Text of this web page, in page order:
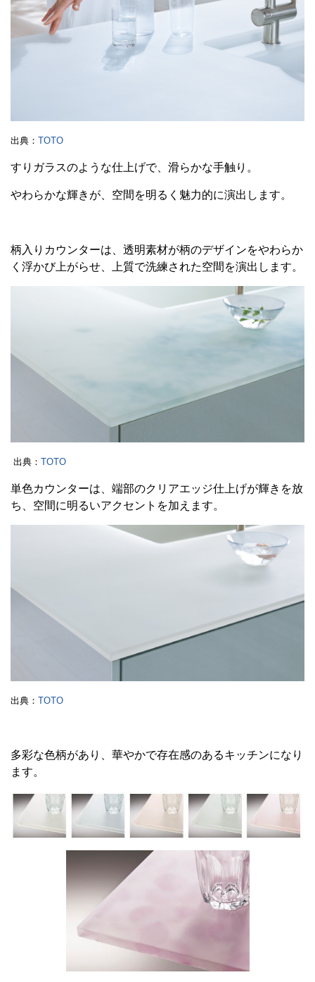
出典： TOTO
すりガラスのような仕上げで、滑らかな手触り。
やわらかな輝きが、空間を明るく魅力的に演出します。
柄入りカウンターは、透明素材が柄のデザインをやわらか
く浮かび上がらせ、上質で洗練された空間を演出します。
出典： TOTO
単色カウンターは、端部のクリアエッジ仕上げが輝きを放
ち、空間に明るいアクセントを加えます。
出典： TOTO
多彩な色柄があり、華やかで存在感のあるキッチンになり
ます。